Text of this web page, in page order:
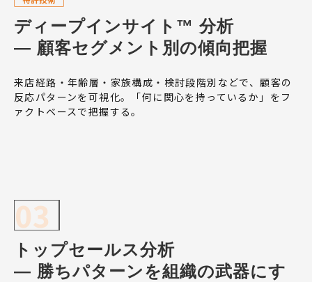
ディープインサイト™ 分析
— 顧客セグメント別の傾向把握
来店経路・年齢層・家族構成・検討段階別などで、顧客の
反応パターンを可視化。「何に関心を持っているか」をフ
ァクトベースで把握する。
03
トップセールス分析
— 勝ちパターンを組織の武器にす